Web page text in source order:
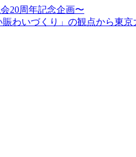
20周年記念企画〜
わいづくり」の観点から東